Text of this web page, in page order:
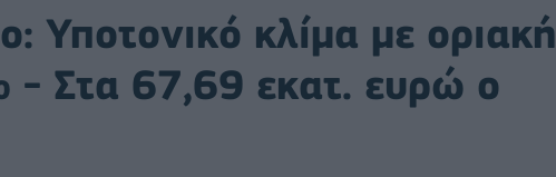
Υποτονικό κλίμα με οριακή
Στα 67,69 εκατ. ευρώ ο